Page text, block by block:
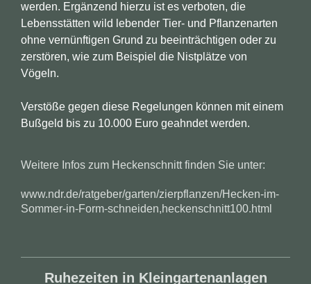
werden. Ergänzend hierzu ist es verboten, die
Lebensstätten wild lebender Tier- und Pflanzenarten
ohne vernünftigen Grund zu beeinträchtigen oder zu
zerstören, wie zum Beispiel die Nistplätze von
Vögeln.
Verstöße gegen diese Regelungen können mit einem
Bußgeld bis zu 10.000 Euro geahndet werden.
Weitere Infos zum Heckenschnitt finden Sie unter:
www.ndr.de/ratgeber/garten/zierpflanzen/Hecken-im-
Sommer-in-Form-schneiden,heckenschnitt100.html
Ruhezeiten in Kleingartenanlagen